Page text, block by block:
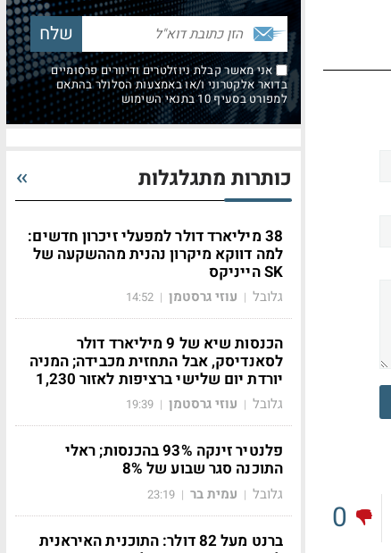
0
אני מאשר קבלת ניוזלטרים ודיוורים פרסומיים
בדואר אלקטרוני ו/או באמצעות הסלולר בהתאם
למפורט בסעיף 10 בתנאי השימוש
כותרות מתגלגלות
38 מיליארד דולר למפעלי זיכרון חדשים:
למה דווקא מיקרון נהנית מההשקעה של
SK הייניקס
גלובל | עוזי גרסטמן |
14:52
הכנסות שיא של 9 מיליארד דולר
לסאנדיסק, אבל התחזית מכבידה; המניה
יורדת יום שלישי ברציפות לאזור 1,230
גלובל | עוזי גרסטמן |
19:39
פלנטיר זינקה 93% בהכנסות; ראלי
התוכנה סגר שבוע של 8%
גלובל | עמית בר |
23:19
ברנט מעל 82 דולר: התוכנית האיראנית